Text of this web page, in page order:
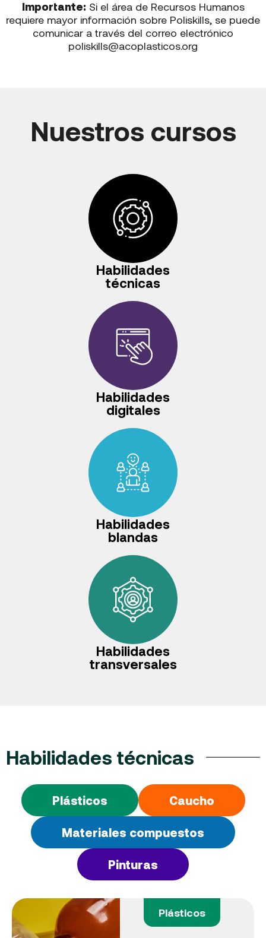
Importante: Si el área de Recursos Humanos
requiere mayor información sobre Poliskills, se puede
comunicar a través del correo electrónico
poliskills@acoplasticos.org
Nuestros cursos
Habilidades
técnicas
Habilidades
digitales
Habilidades
blandas
Habilidades
transversales
Habilidades técnicas
Plásticos Caucho
Materiales compuestos
Pinturas
Plásticos